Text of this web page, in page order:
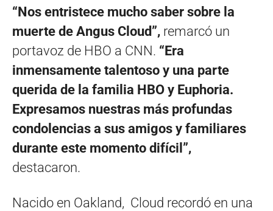
“Nos entristece mucho saber sobre la
muerte de Angus Cloud”, remarcó un
portavoz de HBO a CNN. “Era
inmensamente talentoso y una parte
querida de la familia HBO y Euphoria.
Expresamos nuestras más profundas
condolencias a sus amigos y familiares
durante este momento difícil”,
destacaron.
Nacido en Oakland, Cloud recordó en una